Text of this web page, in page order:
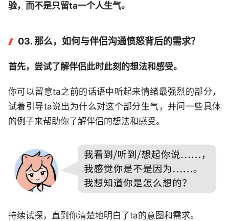
验，而不是只留ta一个人生气。
03. 那么，如何与伴侣沟通愤怒背后的需求？
首先，尝试了解伴侣此时此刻的想法和感受。
你可以留意ta之前的话语中听起来情绪最强烈的部分，
试着引导ta说出为什么对这个部分生气，并问一些具体
的例子来帮助你了解伴侣的想法和感受。
持续试探，直到你清楚地明白了ta的意图和需求。